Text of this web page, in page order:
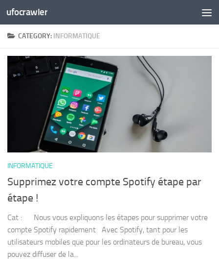
Skip to content
ufocrawler
CATEGORY: INFORMATIQUE
INFORMATIQUE
Supprimez votre compte Spotify étape par
étape !
Cat : Nous vous expliquons les étapes pour supprimer votre
compte Spotify rapidement Avec Spotify, tant pour les
utilisateurs mobiles que pour les ordinateurs de bureau, vous
pouvez diffuser de la...